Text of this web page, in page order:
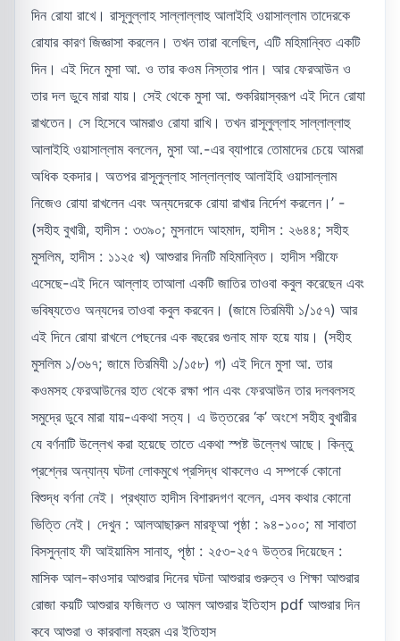
দিন রোযা রাখে। রাসূলুল্লাহ সাল্লাল্লাহু আলাইহি ওয়াসাল্লাম তাদেরকে
রোযার কারণ জিজ্ঞাসা করলেন। তখন তারা বলেছিল, এটি মহিমান্বিত একটি
দিন। এই দিনে মুসা আ. ও তার কওম নিস্তার পান। আর ফেরআউন ও
তার দল ডুবে মারা যায়। সেই থেকে মুসা আ. শুকরিয়াস্বরূপ এই দিনে রোযা
রাখতেন। সে হিসেবে আমরাও রোযা রাখি। তখন রাসূলুল্লাহ সাল্লাল্লাহু
আলাইহি ওয়াসাল্লাম বললেন, মুসা আ.-এর ব্যাপারে তোমাদের চেয়ে আমরা
অধিক হকদার। অতপর রাসূলুল্লাহ সাল্লাল্লাহু আলাইহি ওয়াসাল্লাম
নিজেও রোযা রাখলেন এবং অন্যদেরকে রোযা রাখার নির্দেশ করলেন।’ -
(সহীহ বুখারী, হাদীস : ৩৩৯০; মুসনাদে আহমাদ, হাদীস : ২৬৪৪; সহীহ
মুসলিম, হাদীস : ১১২৫ খ) আশুরার দিনটি মহিমান্বিত। হাদীস শরীফে
এসেছে-এই দিনে আল্লাহ তাআলা একটি জাতির তাওবা কবুল করেছেন এবং
ভবিষ্যতেও অন্যদের তাওবা কবুল করবেন। (জামে তিরমিযী ১/১৫৭) আর
এই দিনে রোযা রাখলে পেছনের এক বছরের গুনাহ মাফ হয়ে যায়। (সহীহ
মুসলিম ১/৩৬৭; জামে তিরমিযী ১/১৫৮) গ) এই দিনে মুসা আ. তার
কওমসহ ফেরআউনের হাত থেকে রক্ষা পান এবং ফেরআউন তার দলবলসহ
সমুদ্রে ডুবে মারা যায়-একথা সত্য। এ উত্তরের ‘ক’ অংশে সহীহ বুখারীর
যে বর্ণনাটি উল্লেখ করা হয়েছে তাতে একথা স্পষ্ট উল্লেখ আছে। কিন্তু
প্রশ্নের অন্যান্য ঘটনা লোকমুখে প্রসিদ্ধ থাকলেও এ সম্পর্কে কোনো
বিশুদ্ধ বর্ণনা নেই। প্রখ্যাত হাদীস বিশারদগণ বলেন, এসব কথার কোনো
ভিত্তি নেই। দেখুন : আলআছারুল মারফূআ পৃষ্ঠা : ৯৪-১০০; মা সাবাতা
বিসসুন্নাহ ফী আইয়ামিস সানাহ, পৃষ্ঠা : ২৫৩-২৫৭ উত্তর দিয়েছেন :
মাসিক আল-কাওসার আশুরার দিনের ঘটনা আশুরার গুরুত্ব ও শিক্ষা আশুরার
রোজা কয়টি আশুরার ফজিলত ও আমল আশুরার ইতিহাস pdf আশুরার দিন
কবে আশুরা ও কারবালা মহরম এর ইতিহাস